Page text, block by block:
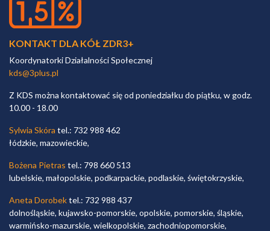
KONTAKT DLA KÓŁ ZDR3+
Koordynatorki Działalności Społecznej
kds@3plus.pl
Z KDS można kontaktować się od poniedziałku do piątku, w godz.
10.00 - 18.00
Sylwia Skóra tel.: 732 988 462
łódzkie, mazowieckie,
Bożena Pietras tel.: 798 660 513
lubelskie, małopolskie, podkarpackie, podlaskie, świętokrzyskie,
Aneta Dorobektel.: 732 988 437
dolnośląskie, kujawsko-pomorskie, opolskie, pomorskie, śląskie,
warmińsko-mazurskie, wielkopolskie, zachodniopomorskie,